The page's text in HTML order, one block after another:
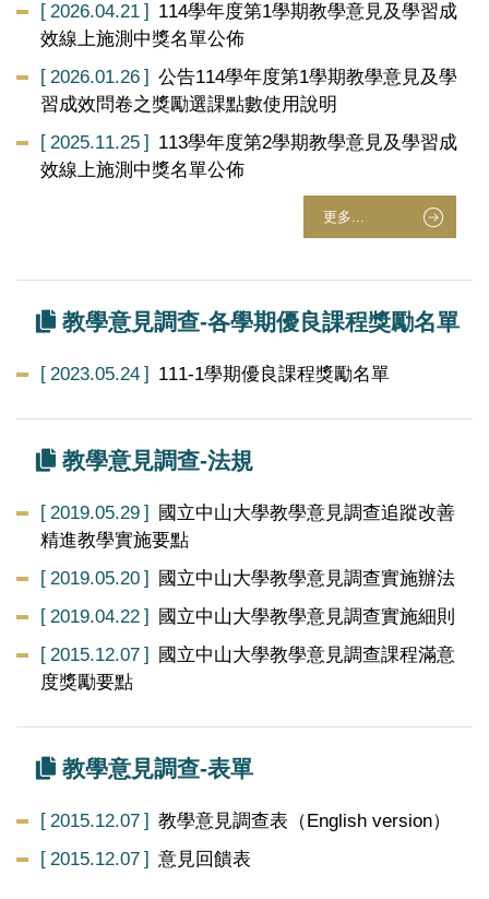
2026.04.21
114學年度第1學期教學意見及學習成
效線上施測中獎名單公佈
2026.01.26
公告114學年度第1學期教學意見及學
習成效問卷之獎勵選課點數使用說明
2025.11.25
113學年度第2學期教學意見及學習成
效線上施測中獎名單公佈
更多...
教學意見調查-各學期優良課程獎勵名單
2023.05.24 111-1學期優良課程獎勵名單
教學意見調查-法規
2019.05.29
國立中山大學教學意見調查追蹤改善
精進教學實施要點
2019.05.20 國立中山大學教學意見調查實施辦法
2019.04.22 國立中山大學教學意見調查實施細則
2015.12.07
國立中山大學教學意見調查課程滿意
度獎勵要點
教學意見調查-表單
2015.12.07 教學意見調查表（English version）
2015.12.07 意見回饋表